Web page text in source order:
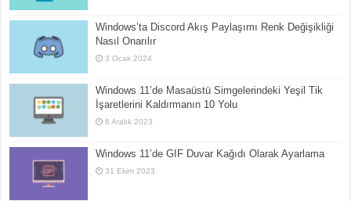
Windows’ta Discord Akış Paylaşımı Renk Değişikliği
Nasıl Onarılır
3 Ocak 2024
Windows 11’de Masaüstü Simgelerindeki Yeşil Tik
İşaretlerini Kaldırmanın 10 Yolu
6 Aralık 2023
Windows 11’de GIF Duvar Kağıdı Olarak Ayarlama
31 Ekim 2023